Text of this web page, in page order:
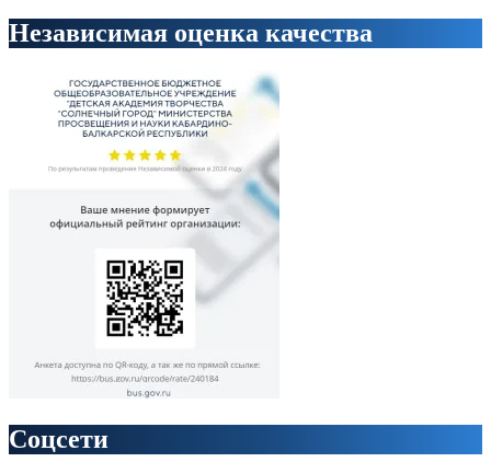
Независимая оценка качества
Соцсети